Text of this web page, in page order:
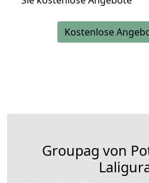
Kostenlose
Groupag von